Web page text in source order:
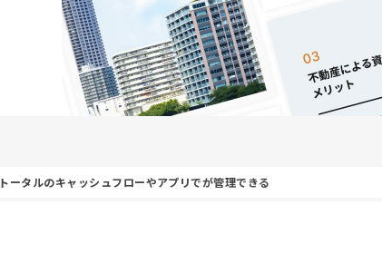
トータルのキャッシュフローやアプリでが管理できる